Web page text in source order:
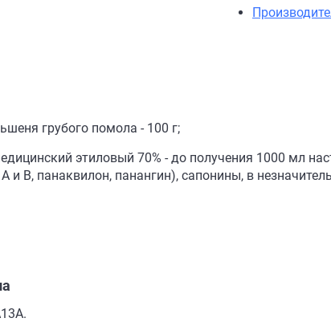
грубого помола - 100 г;
этиловый 70% - до получения 1000 мл
и В, панаквилон, панангин), сапонины, в